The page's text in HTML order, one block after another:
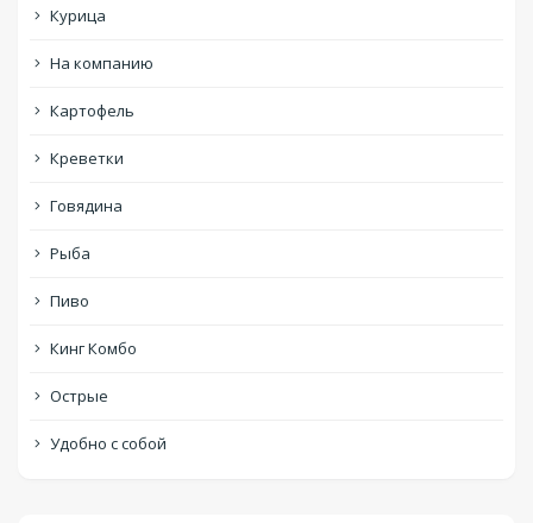
Курица
На компанию
Картофель
Креветки
Говядина
Рыба
Пиво
Кинг Комбо
Острые
Удобно с собой